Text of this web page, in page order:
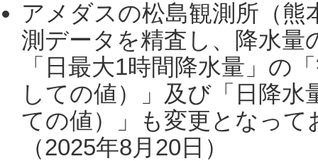
アメダスの松島観測所（熊
測データを精査し、降水
「日最大1時間降水量」の
しての値）」及び「日降
ての値）」も変更となっ
（2025年8月20日）